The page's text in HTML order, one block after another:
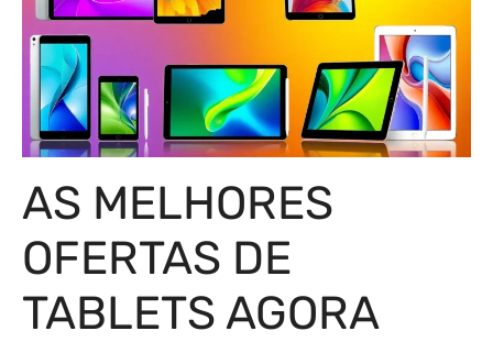
AS MELHORES
OFERTAS DE
TABLETS AGORA